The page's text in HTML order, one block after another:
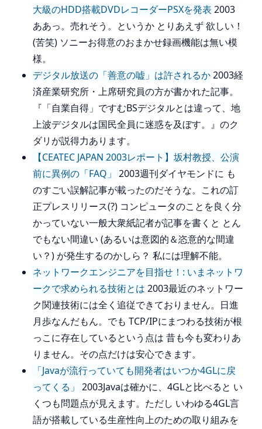
大級のHDD搭載DVDレコーダーPSXを発表 2003
ああっ。売れそう。というか とりあえず 欲しい！
(苦笑) ソニーお得意のおまかせ録画機能は無い模
様。
デジタル放送の「善意の嘘」は許されるか2003経
済産業研究所・上席研究員の方が書かれた記事。
『「自業自得」ですむBSデジタルとは違って、地
上波デジタルは国民全員に迷惑を及ぼす。』のク
ダリが説得力あります。
【CEATEC JAPAN 2003レポート】坂村教授、公演
前に異例の「FAQ」 2003週刊ダイヤモンドに も
のすごい誤解記事が載ったのだそうな。これの訂
正プレスリリース(?) コンピュータのことを良く分
かっていない一般大衆紙記者が記事を書くと とん
でもない間違い (あるいは意図的＆恣意的な間違
い？) が発生するのかしら？ 私には理解不能。
ネットワークエンジニアを目指せ！: いまネットワ
ークで求められる技術とは 2003最近のネットワー
ク関連技術には全く追従できておりません。日進
月歩なんだもん。でも TCP/IPにまつわる技術が根
っこに存在しているという点は 昔も今も変わりあ
りません。その点だけは安心できます。
「Javaが流行っていても開発者はいつか4GLに戻
ってくる」 2003Javaは確かに、4GLと比べると い
くつも問題点が見えます。ただし いわゆる4GL言
語が搭載している生産性向上のための取り組みを